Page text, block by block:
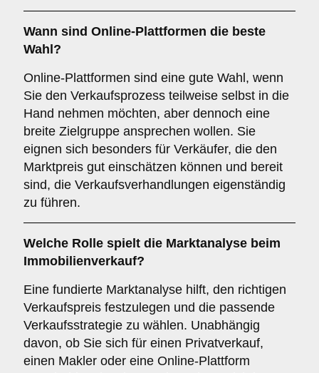
Wann sind Online-Plattformen die beste
Wahl?
Online-Plattformen sind eine gute Wahl, wenn
Sie den Verkaufsprozess teilweise selbst in die
Hand nehmen möchten, aber dennoch eine
breite Zielgruppe ansprechen wollen. Sie
eignen sich besonders für Verkäufer, die den
Marktpreis gut einschätzen können und bereit
sind, die Verkaufsverhandlungen eigenständig
zu führen.
Welche Rolle spielt die Marktanalyse beim
Immobilienverkauf?
Eine fundierte Marktanalyse hilft, den richtigen
Verkaufspreis festzulegen und die passende
Verkaufsstrategie zu wählen. Unabhängig
davon, ob Sie sich für einen Privatverkauf,
einen Makler oder eine Online-Plattform